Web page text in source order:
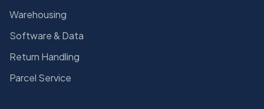
Warehousing
Software & Data
Return Handling
Parcel Service